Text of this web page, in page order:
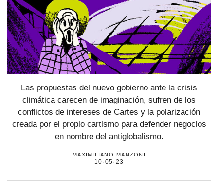
Las propuestas del nuevo gobierno ante la crisis
climática carecen de imaginación, sufren de los
conflictos de intereses de Cartes y la polarización
creada por el propio cartismo para defender negocios
en nombre del antiglobalismo.
maximiliano manzoni
10·05·23